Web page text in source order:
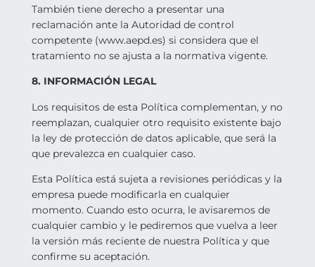
También tiene derecho a presentar una
reclamación ante la Autoridad de control
competente (www.aepd.es) si considera que el
tratamiento no se ajusta a la normativa vigente.
8. INFORMACIÓN LEGAL
Los requisitos de esta Política complementan, y no
reemplazan, cualquier otro requisito existente bajo
la ley de protección de datos aplicable, que será la
que prevalezca en cualquier caso.
Esta Política está sujeta a revisiones periódicas y la
empresa puede modificarla en cualquier
momento. Cuando esto ocurra, le avisaremos de
cualquier cambio y le pediremos que vuelva a leer
la versión más reciente de nuestra Política y que
confirme su aceptación.